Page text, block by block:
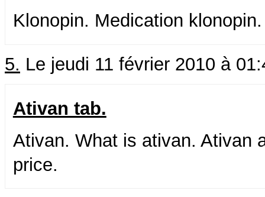
Klonopin. Medication klonopin.
5. Le jeudi 11 février 2010 à
Ativan tab.
Ativan. What is ativan. Ativan
price.